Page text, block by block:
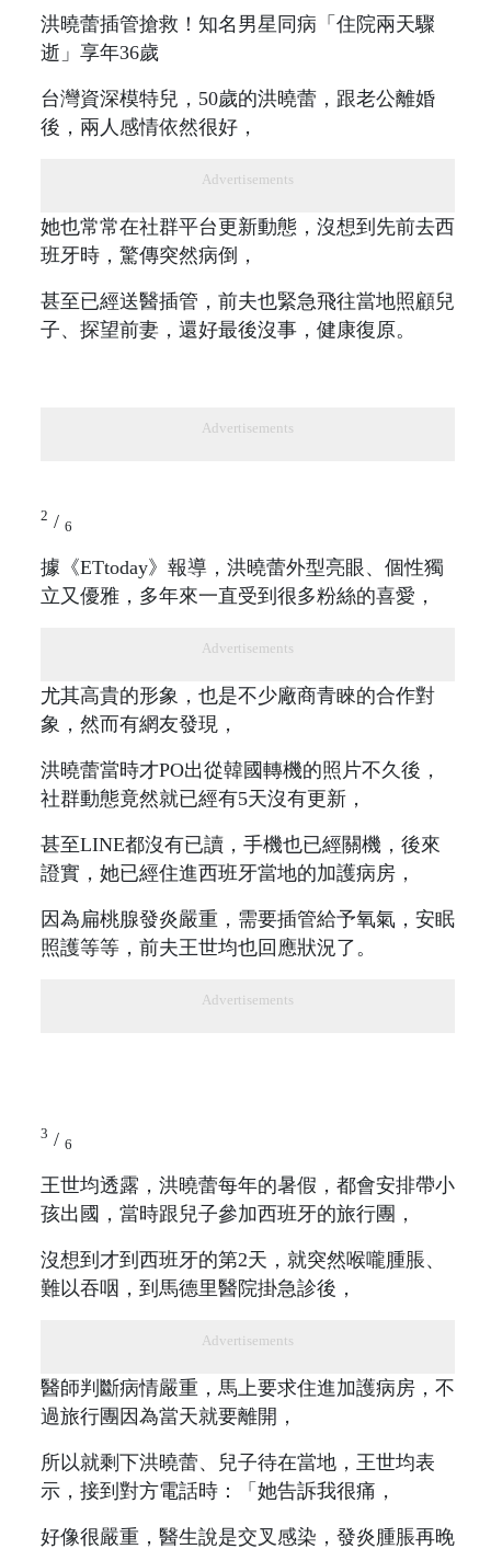
洪曉蕾插管搶救！知名男星同病「住院兩天驟
逝」享年36歲
台灣資深模特兒，50歲的洪曉蕾，跟老公離婚
後，兩人感情依然很好，
Advertisements
她也常常在社群平台更新動態，沒想到先前去西
班牙時，驚傳突然病倒，
甚至已經送醫插管，前夫也緊急飛往當地照顧兒
子、探望前妻，還好最後沒事，健康復原。
Advertisements
2 / 6
據《ETtoday》報導，洪曉蕾外型亮眼、個性獨
立又優雅，多年來一直受到很多粉絲的喜愛，
Advertisements
尤其高貴的形象，也是不少廠商青睞的合作對
象，然而有網友發現，
洪曉蕾當時才PO出從韓國轉機的照片不久後，
社群動態竟然就已經有5天沒有更新，
甚至LINE都沒有已讀，手機也已經關機，後來
證實，她已經住進西班牙當地的加護病房，
因為扁桃腺發炎嚴重，需要插管給予氧氣，安眠
照護等等，前夫王世均也回應狀況了。
Advertisements
3 / 6
王世均透露，洪曉蕾每年的暑假，都會安排帶小
孩出國，當時跟兒子參加西班牙的旅行團，
沒想到才到西班牙的第2天，就突然喉嚨腫脹、
難以吞咽，到馬德里醫院掛急診後，
Advertisements
醫師判斷病情嚴重，馬上要求住進加護病房，不
過旅行團因為當天就要離開，
所以就剩下洪曉蕾、兒子待在當地，王世均表
示，接到對方電話時：「她告訴我很痛，
好像很嚴重，醫生說是交叉感染，發炎腫脹再晚